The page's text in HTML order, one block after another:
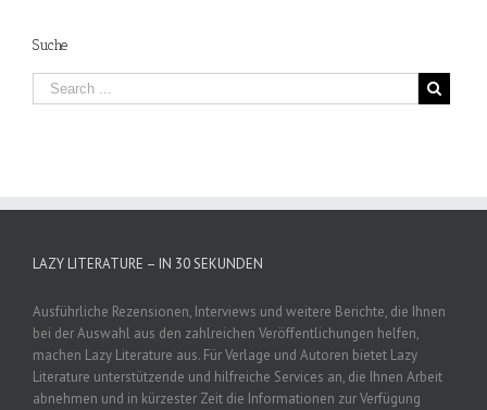
Suche
LAZY LITERATURE – IN 30 SEKUNDEN
Ausführliche Rezensionen, Interviews und weitere Berichte, die Ihnen
bei der Auswahl aus den zahlreichen Veröffentlichungen helfen,
machen Lazy Literature aus. Für Verlage und Autoren bietet Lazy
Literature unterstützende und hilfreiche Services an, die Ihnen Arbeit
abnehmen und in kürzester Zeit die Informationen zur Verfügung